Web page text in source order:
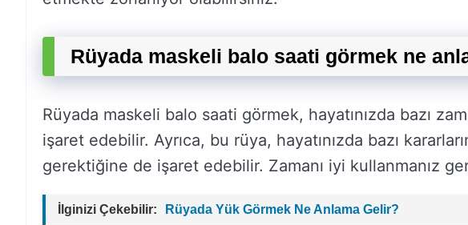
Rüyada maskeli balo saati görmek ne
Rüyada maskeli balo saati görmek, hayatınızda bazı
işaret edebilir. Ayrıca, bu rüya, hayatınızda bazı
gerektiğine de işaret edebilir. Zamanı iyi kullanmanız
İlginizi Çekebilir: Rüyada Yük Görmek Ne Anlama Gelir?